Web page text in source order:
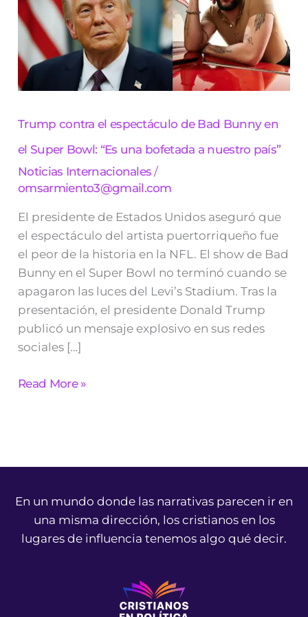
Trump contra el espectáculo de Bad Bunny en
el Super Bowl: “Es una bofetada a nuestro país”
Noticias Internacionales /
omsarmiento3@gmail.com
El presidente de Estados Unidos aseguró que
el espectáculo del artista puertorriqueño fue
el peor de la historia en la NFL. El show de Bad
Bunny en el Super Bowl no terminó cuando se
apagaron las luces del Levi’s Stadium. Tras la
presentación, el presidente Donald Trump
publicó un mensaje explosivo en sus redes
sociales […]
espectáculo
de
Bad
Bunny
en
el
Super
una
a
nuestro
Read More »
En un mundo donde las narrativas parecen ir en
una misma dirección, los cristianos en los
lugares de influencia tenemos algo qué decir.